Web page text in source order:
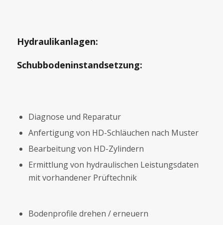
Hydraulikanlagen:
Schubbodeninstandsetzung:
Diagnose und Reparatur
Anfertigung von HD-Schläuchen nach Muster
Bearbeitung von HD-Zylindern
Ermittlung von hydraulischen Leistungsdaten
mit vorhandener Prüftechnik
Bodenprofile drehen / erneuern